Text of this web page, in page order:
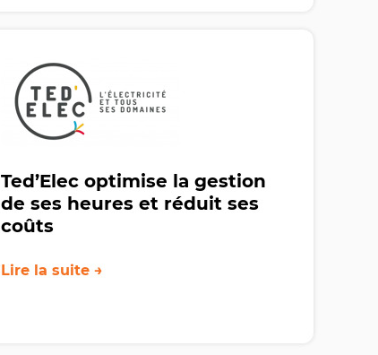
Ted’Elec optimise la gestion
de ses heures et réduit ses
coûts
Lire la suite →